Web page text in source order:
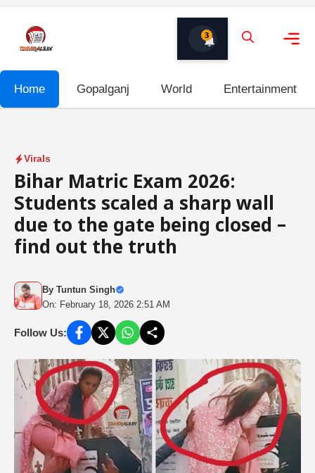
content
3
Home Gopalganj World Entertainment
Virals
Bihar Matric Exam 2026:
Students scaled a sharp wall
due to the gate being closed –
find out the truth
By Tuntun Singh
On: February 18, 2026 2:51 AM
Follow Us: